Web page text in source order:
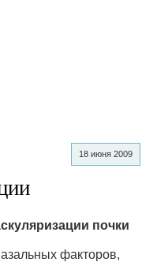
18 июня 2009
почки
факторов,